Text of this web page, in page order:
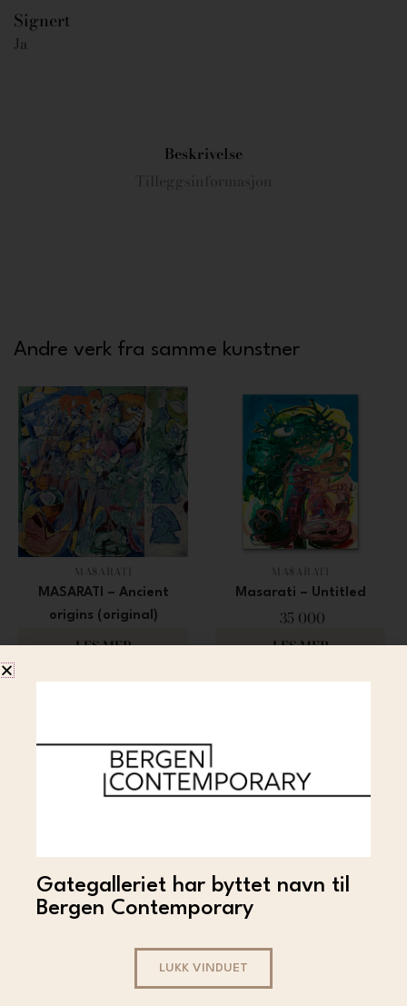
Signert
Ja
Beskrivelse
Tilleggsinformasjon
Andre verk fra samme kunstner
MA$ARATI
MASARATI – Ancient
origins (original)
128 000
LES MER
MA$ARATI
Masarati – Untitled
35 000
LES MER
MA$ARATI
Masarati – Untitled
Gategalleriet har byttet navn til
Bergen Contemporary
LUKK VINDUET